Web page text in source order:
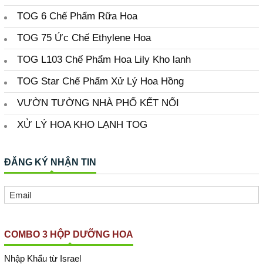
2021
LIST HÌNH ẢNH BẢNG BÁO GIÁ
CÁC VẬT TƯ NÔNG NGHIỆP
ISRAEL
MUA ONLINE?
1. Bình Xịt Bóng Lá – Nhập Khẩu
Úc
2. Sơn Xịt Màu Hoa Tươi – Nhập
Khẩu Úc
4. Bột + Nước Màu Nhuộm Hoa
TOG 6 Chế Phẩm Rữa Hoa
TOG 75 Ức Chế Ethylene Hoa
TOG L103 Chế Phẩm Hoa Lily Kho lanh
TOG Star Chế Phẩm Xử Lý Hoa Hồng
VƯỜN TƯỜNG NHÀ PHỐ KẾT NỐI
XỬ LÝ HOA KHO LẠNH TOG
ĐĂNG KÝ NHẬN TIN
COMBO 3 HỘP DƯỠNG HOA
Nhập Khẩu từ Israel